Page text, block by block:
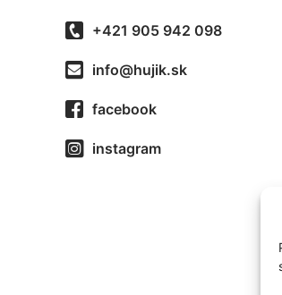
+421 905 942 098
info@hujik.sk
facebook
instagram